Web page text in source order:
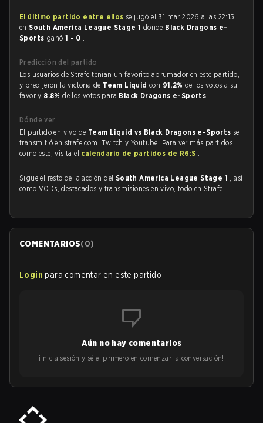
El último partido entre ellos se jugó el 31 mar 2026 a las 22:15
enSouth America League Stage 1 donde Black Dragons e-
Sports ganó 1 - 0 .
Predicción del partido
Los usuarios de Strafe tenían un favorito abrumador en este partido,
y predijeron la victoria de Team Liquidcon 91.2%de los votos a su
favor y 8.8%de los votos para Black Dragons e-Sports .
Dónde ver
El partido en vivo de Team Liquid vs Black Dragons e-Sports se
transmitió en strafe.com, Twitch y Youtube. Para ver más partidos
como este, visita el calendario de partidos de R6:S .
Sigue el resto de la acción del South America League Stage 1 , así
como VODs, destacados y transmisiones en vivo, todo en Strafe.
COMENTARIOS(0)
Login para comentar en este partido
Aún no hay comentarios
¡Inicia sesión y sé el primero en comenzar la conversación!